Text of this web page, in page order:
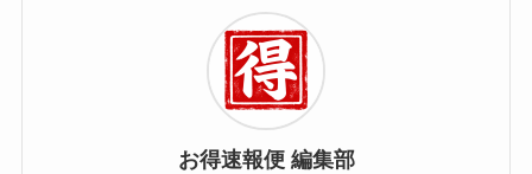
お得速報便 編集部